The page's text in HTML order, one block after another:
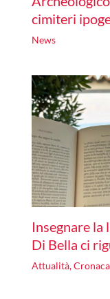
cimiteri
News
Insegnare
Di Bella ci
Attualità,Cronaca